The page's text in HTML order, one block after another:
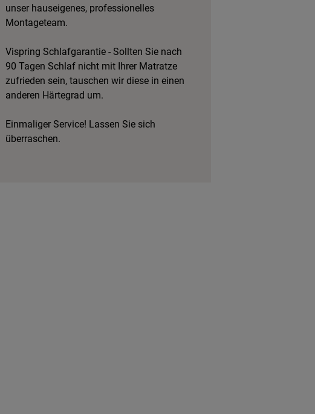
unser hauseigenes, professionelles
Montageteam.
Vispring Schlafgarantie - Sollten Sie nach
90 Tagen Schlaf nicht mit Ihrer Matratze
zufrieden sein, tauschen wir diese in einen
anderen Härtegrad um.
Einmaliger Service! Lassen Sie sich
überraschen.